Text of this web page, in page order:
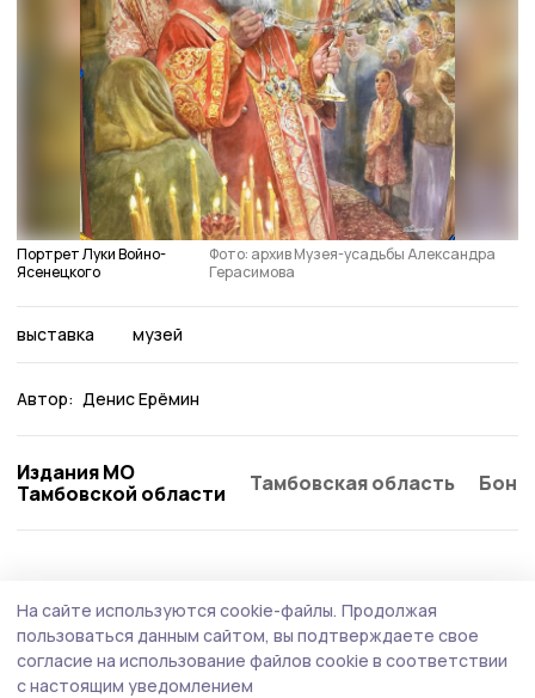
Портрет Луки Войно-
Ясенецкого
Фото: архив Музея-усадьбы Александра
Герасимова
выставка музей
Автор: Денис Ерёмин
Издания МО
Тамбовской области
Тамбовская область
На сайте используются cookie-файлы. Продолжая
пользоваться данным сайтом, вы подтверждаете свое
согласие на использование файлов cookie в соответствии
с настоящим уведомлением